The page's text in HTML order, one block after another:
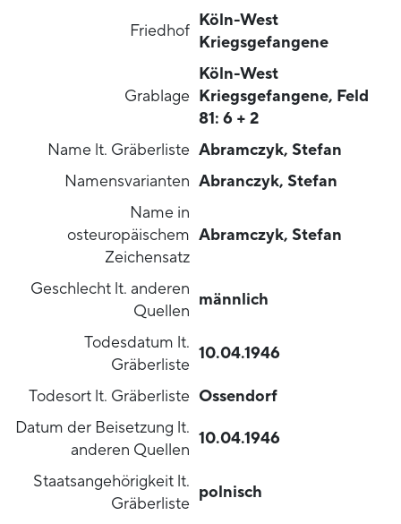
Friedhof
Köln-West
Kriegsgefangene
Grablage
Köln-West
Kriegsgefangene, Feld
81: 6 + 2
Name lt. Gräberliste Abramczyk, Stefan
Namensvarianten Abranczyk, Stefan
Name in
osteuropäischem
Zeichensatz
Abramczyk, Stefan
Geschlecht lt. anderen
Quellen
männlich
Todesdatum lt.
Gräberliste
10.04.1946
Todesort lt. Gräberliste Ossendorf
Datum der Beisetzung lt.
anderen Quellen
10.04.1946
Staatsangehörigkeit lt.
Gräberliste
polnisch